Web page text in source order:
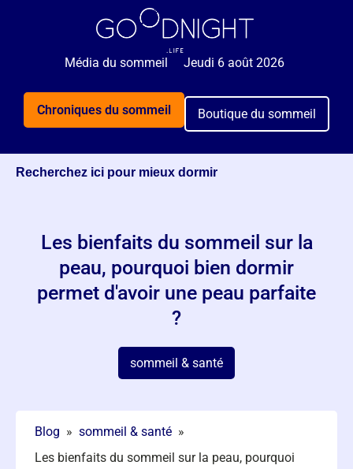
Média du sommeil Jeudi 6 août 2026
Chroniques du sommeil Boutique du sommeil
Recherchez ici pour mieux dormir
Les bienfaits du sommeil sur la
peau, pourquoi bien dormir
permet d'avoir une peau parfaite
?
sommeil & santé
Blog » sommeil & santé »
Les bienfaits du sommeil sur la peau, pourquoi